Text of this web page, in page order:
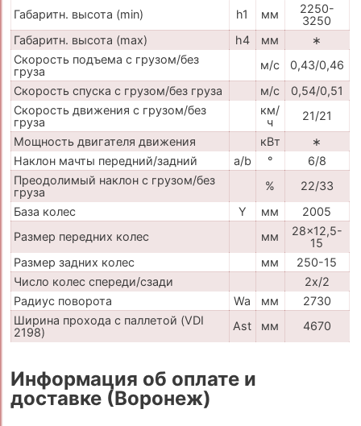
Габаритн. высота (min)
h1 мм
2250-
3250
Габаритн. высота (max)
h4 мм
∗
Скорость подъема с грузом/без
груза
м/с
0,43/0,46
Скорость спуска с грузом/без груза
м/с
0,54/0,51
Скорость движения с грузом/без
груза
км/
ч
21/21
Мощность двигателя движения
кВт
∗
Наклон мачты передний/задний
a/b °
6/8
Преодолимый наклон с грузом/без
груза
%
22/33
База колес
Y мм
2005
Размер передних колес
мм
28x12,5-
15
Размер задних колес
мм
250-15
Число колес спереди/сзади
2x/2
Радиус поворота
Wa мм
2730
Ширина прохода с паллетой (VDI
2198)
Ast мм 4670
Информация об оплате и
доставке (Воронеж)